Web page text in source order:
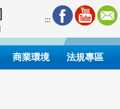
:::
商業環境 法規專區